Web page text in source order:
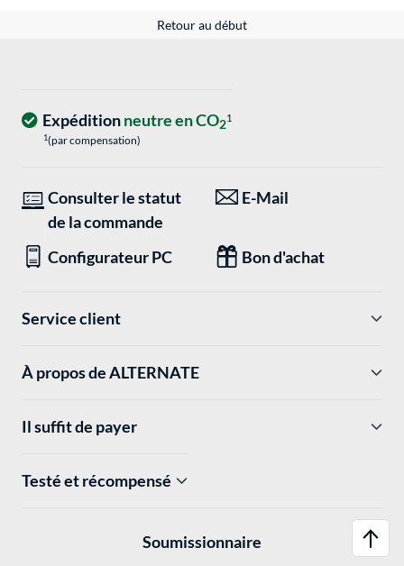
Retour au début
Expéditionneutre en CO21
1(par compensation)
Consulter le statut
de la commande
E-Mail
Configurateur PC Bon d'achat
Service client
À propos de ALTERNATE
Il suffit de payer
Testé et récompensé
Soumissionnaire